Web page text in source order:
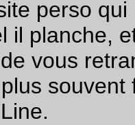
perso
il planche,
vous